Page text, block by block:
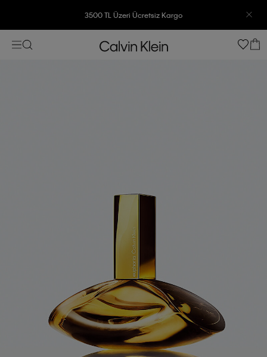
3500 TL Üzeri Ücretsiz Kargo
7500 TL Ve Üzeri Alışverişlerinizde 6 Taksit İmkanı